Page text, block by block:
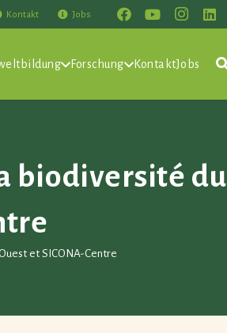
Kontakt Jobs
Forschung KontaktJobs
biodiversité du
et SICONA-Centre